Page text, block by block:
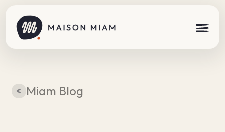
Miam Blog